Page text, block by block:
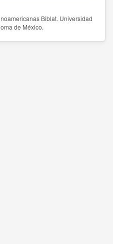
Biblat. Universidad
de México.